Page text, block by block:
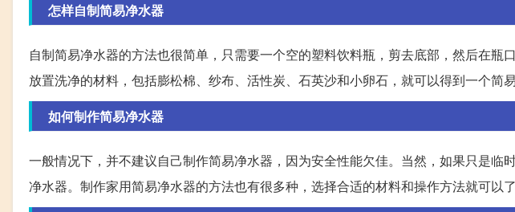
怎样自制简易净水器
自制简易净水器的方法也很简单，只需要一个空的塑料饮料瓶，剪去底部，然后在瓶
放置洗净的材料，包括膨松棉、纱布、活性炭、石英沙和小卵石，就可以得到一个简易
如何制作简易净水器
一般情况下，并不建议自己制作简易净水器，因为安全性能欠佳。当然，如果只是临
净水器。制作家用简易净水器的方法也有很多种，选择合适的材料和操作方法就可以了